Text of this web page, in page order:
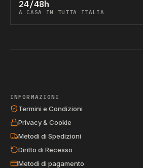
24/48h
A CASA IN TUTTA ITALIA
INFORMAZIONI
Termini e Condizioni
Privacy & Cookie
Metodi di Spedizioni
Diritto di Recesso
Metodi di pagamento